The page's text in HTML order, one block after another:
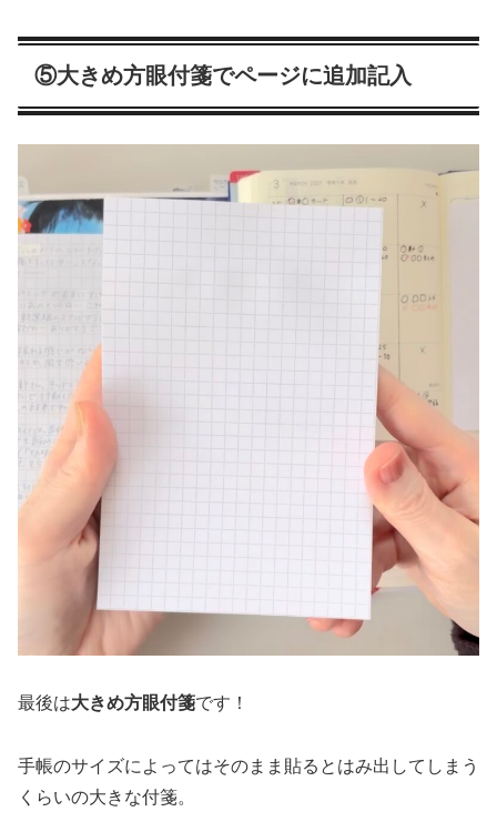
⑤大きめ方眼付箋でページに追加記入
最後は大きめ方眼付箋です！
手帳のサイズによってはそのまま貼るとはみ出してしまう
くらいの大きな付箋。